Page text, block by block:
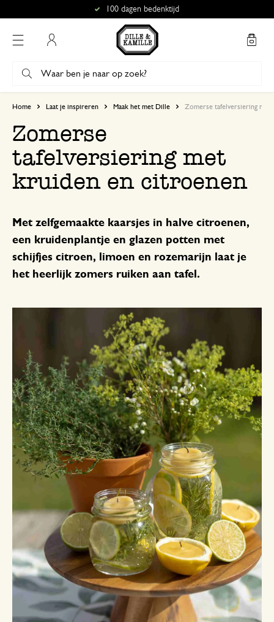
100 dagen bedenktijd
Home Laat je inspireren Maak het met Dille Zomerse tafelversiering met
Zomerse
tafelversiering met
kruiden en citroenen
Met zelfgemaakte kaarsjes in halve citroenen,
een kruidenplantje en glazen potten met
schijfjes citroen, limoen en rozemarijn laat je
het heerlijk zomers ruiken aan tafel.